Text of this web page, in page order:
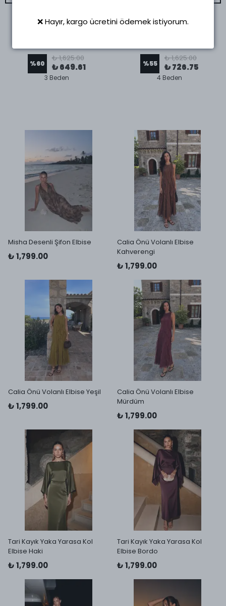
%60
₺ 1,625.00
₺ 649.61
3 Beden
%55
₺ 1,625.00
₺ 726.75
4 Beden
Misha Desenli Şifon Elbise
₺ 1,799.00
Calia Önü Volanlı Elbise
Kahverengi
₺ 1,799.00
Calia Önü Volanlı Elbise Yeşil
₺ 1,799.00
Calia Önü Volanlı Elbise
Mürdüm
₺ 1,799.00
Tari Kayık Yaka Yarasa Kol
Elbise Haki
₺ 1,799.00
Tari Kayık Yaka Yarasa Kol
Elbise Bordo
₺ 1,799.00
❌ Hayır, kargo ücretini ödemek istiyorum.